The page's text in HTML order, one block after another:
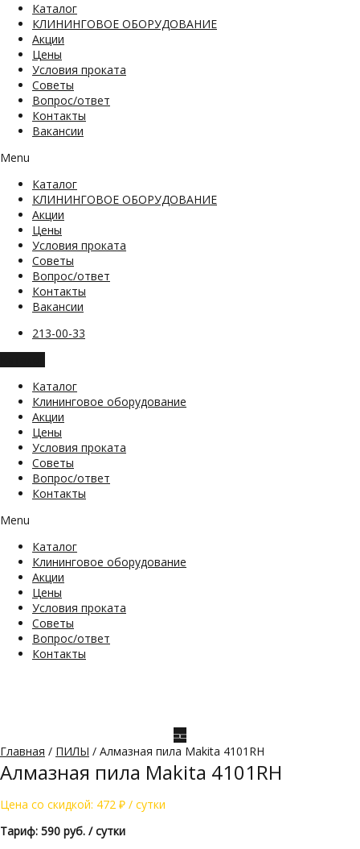
Каталог
КЛИНИНГОВОЕ ОБОРУДОВАНИЕ
Акции
Цены
Условия проката
Советы
Вопрос/ответ
Контакты
Вакансии
Menu
Каталог
КЛИНИНГОВОЕ ОБОРУДОВАНИЕ
Акции
Цены
Условия проката
Советы
Вопрос/ответ
Контакты
Вакансии
213-00-33
Каталог
Клининговое оборудование
Акции
Цены
Условия проката
Советы
Вопрос/ответ
Контакты
Menu
Каталог
Клининговое оборудование
Акции
Цены
Условия проката
Советы
Вопрос/ответ
Контакты
Главная / ПИЛЫ / Алмазная пила Makita 4101RH
Алмазная пила Makita 4101RH
Цена со скидкой: 472 ₽ / сутки
Тариф: 590 руб. / сутки